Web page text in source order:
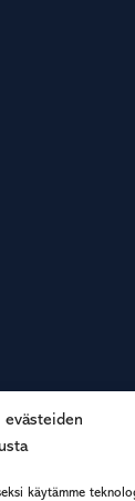
evästeiden
käytämme